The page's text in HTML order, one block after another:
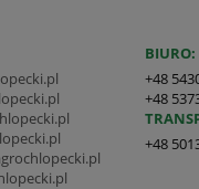
BIURO:
+48
+48
+48